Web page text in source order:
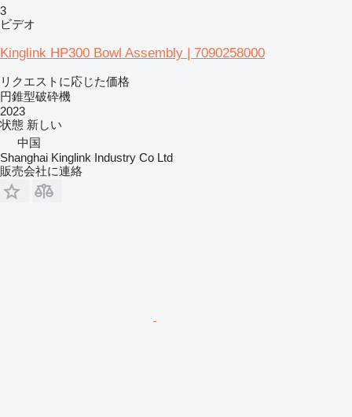
3
ビデオ
Kinglink HP300 Bowl Assembly | 7090258000
リクエストに応じた価格
円錐型破砕機
2023
状態 新しい
中国
Shanghai Kinglink Industry Co Ltd
販売会社に連絡